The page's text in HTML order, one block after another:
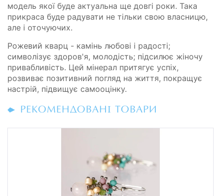
модель якої буде актуальна ще довгі роки. Така
прикраса буде радувати не тільки свою власницю,
але і оточуючих.
Рожевий кварц - камінь любові і радості;
символізує здоров'я, молодість; підсилює жіночу
привабливість. Цей мінерал притягує успіх,
розвиває позитивний погляд на життя, покращує
настрій, підвищує самооцінку.
РЕКОМЕНДОВАНІ ТОВАРИ